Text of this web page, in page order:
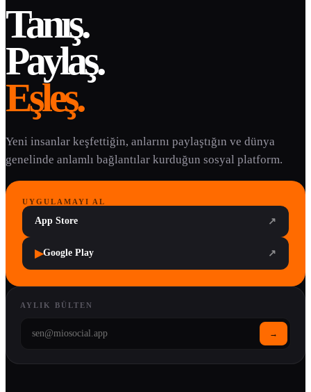
Tanış.
Paylaş.
Eşleş.
Yeni insanlar keşfettiğin, anlarını paylaştığın ve dünya
genelinde anlamlı bağlantılar kurduğun sosyal platform.
UYGULAMAYI AL
App Store ↗
▶Google Play ↗
AYLIK BÜLTEN
→